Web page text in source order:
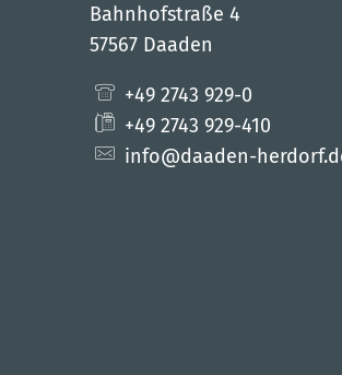
Bahnhofstraße 4
57567 Daaden
+49 2743 929-0
+49 2743 929-410
info@daaden-